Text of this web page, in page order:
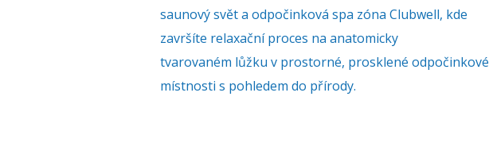
saunový svět a odpočinková spa zóna Clubwell, kde
završíte relaxační proces na anatomicky
tvarovaném lůžku v prostorné, prosklené odpočinkové
místnosti s pohledem do přírody.